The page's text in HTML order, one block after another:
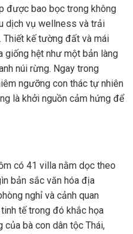
được bao bọc trong không
dịch vụ wellness và trải
Thiết kế tường đất và mái
giống hệt như một bản làng
núi rừng. Ngay trong
ngưỡng con thác tự nhiên
là khởi nguồn cảm hứng để
có 41 villa nằm dọc theo
bản sắc văn hóa địa
nghỉ và cảnh quan
tế trong đó khắc họa
của bà con dân tộc Thái,